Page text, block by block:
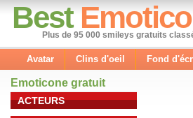
Best
Plus de 95 000 smileys gratuits
Avatar Clins d'oeil Fond
Emoticone gratuit
ACTEURS